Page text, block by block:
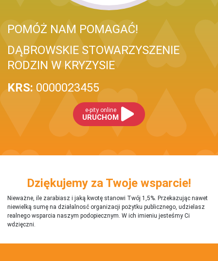
POMÓŻ NAM POMAGAĆ!
DĄBROWSKIE STOWARZYSZENIE
RODZIN W KRYZYSIE
KRS: 0000023455
e-pity online
URUCHOM
Dziękujemy za Twoje wsparcie!
Nieważne, ile zarabiasz i jaką kwotę stanowi Twój 1,5%. Przekazując nawet
niewielką sumę na działalnosć organizacji pożytku publicznego, udzielasz
realnego wsparcia naszym podopiecznym. W ich imieniu jesteśmy Ci
wdzięczni.